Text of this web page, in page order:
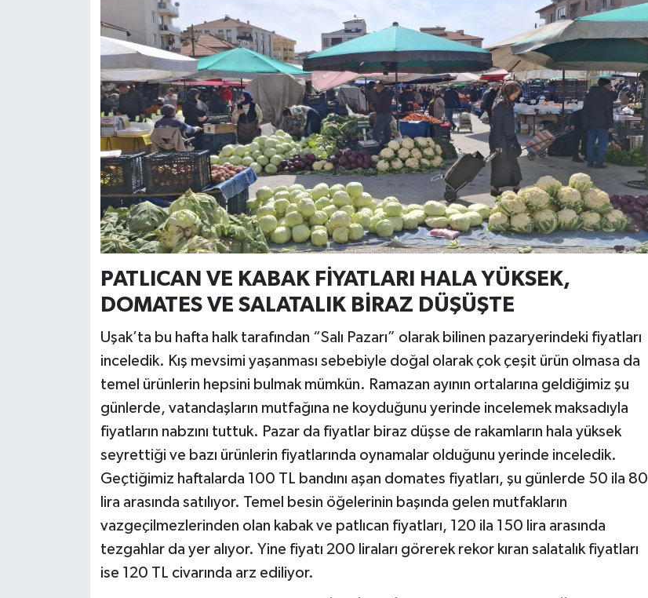
PATLICAN VE KABAK FİYATLARI HALA YÜKSEK,
DOMATES VE SALATALIK BİRAZ DÜŞÜŞTE
Uşak’ta bu hafta halk tarafından “Salı Pazarı” olarak bilinen pazaryerindeki fiyatları
inceledik. Kış mevsimi yaşanması sebebiyle doğal olarak çok çeşit ürün olmasa da
temel ürünlerin hepsini bulmak mümkün. Ramazan ayının ortalarına geldiğimiz şu
günlerde, vatandaşların mutfağına ne koyduğunu yerinde incelemek maksadıyla
fiyatların nabzını tuttuk. Pazar da fiyatlar biraz düşse de rakamların hala yüksek
seyrettiği ve bazı ürünlerin fiyatlarında oynamalar olduğunu yerinde inceledik.
Geçtiğimiz haftalarda 100 TL bandını aşan domates fiyatları, şu günlerde 50 ila 80
lira arasında satılıyor. Temel besin öğelerinin başında gelen mutfakların
vazgeçilmezlerinden olan kabak ve patlıcan fiyatları, 120 ila 150 lira arasında
tezgahlar da yer alıyor. Yine fiyatı 200 liraları görerek rekor kıran salatalık fiyatları
ise 120 TL civarında arz ediliyor.